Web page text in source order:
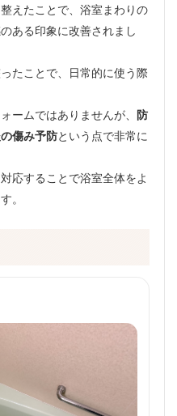
えたことで、浴室まわりの
ある印象に改善されまし
たことで、日常的に使う際
ームではありませんが、 防
傷み予防という点で非常に
応することで浴室全体をよ
。